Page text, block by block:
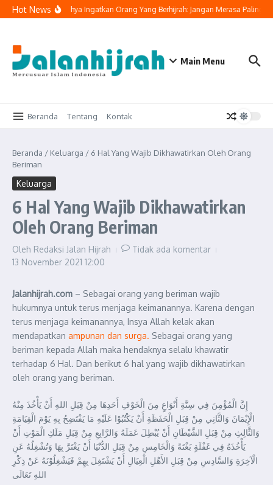
Lewati ke konten
Hot NewsBuya Yahya Ingatkan Orang Yang Berhijrah: Jangan Merasa Paling
Main Menu
Beranda Tentang Kontak
Beranda / Keluarga / 6 Hal Yang Wajib Dikhawatirkan Oleh Orang
Beriman
Keluarga
6 Hal Yang Wajib Dikhawatirkan
Oleh Orang Beriman
Oleh Redaksi Jalan Hijrah
Tidak ada komentar
13 November 2021 12:00
Jalanhijrah.com – Sebagai orang yang beriman wajib
hukumnya untuk terus menjaga keimanannya. Karena dengan
terus menjaga keimanannya, Insya Allah kelak akan
mendapatkan ampunan dan surga. Sebagai orang yang
beriman kepada Allah maka hendaknya selalu khawatir
terhadap 6 Hal. Dan berikut 6 hal yang wajib dikhawatirkan
oleh orang yang beriman.
ﺇِﻥَّ ﺍﻟْﻤُﺆْﻣِﻦَ ﻓِﻲ ﺳِﺘَّﺔِ ﺃَﻧْﻮَﺍﻉٍ ﻣِﻦَ ﺍﻟْﺨَﻮْﻑِ ﺃَﺣَﺪِﻫَﺎ ﻣِﻦْ ﻗِﺒَﻞِ ﺍﻟﻠﻪِ ﺃَﻥْ ﻳَﺄْﺧُﺬَ ﻣِﻨْﻪُ
ﺍﻟْﺈِﻳْﻤَﺎﻥَ ﻭَﺍﻟﺜَّﺎﻧِﻲ ﻣِﻦْ ﻗِﺒَﻞِ ﺍﻟْﺤَﻔَﻈَﺔِ ﺃَﻥْ ﻳَﻜْﺘُﺒُﻮْﺍ ﻋَﻠَﻴْﻪِ ﻣَﺎ ﻳَﻔْﺘَﻀِﺢُ ﺑِﻪِ ﻳَﻮْﻡَ ﺍﻟْﻘِﻴَﺎﻣَﺔِ
ﻭَﺍﻟﺜَّﺎﻟِﺚِ ﻣِﻦْ ﻗِﺒَﻞِ ﺍﻟﺸَّﻴْﻄَﺎﻥِ ﺃَﻥْ ﻳُﺒْﻄِﻞَ ﻋَﻤَﻠَﻪُ ﻭَﺍﻟﺮَّﺍﺑِﻊِ ﻣِﻦْ ﻗِﺒَﻞِ ﻣَﻠَﻚِ ﺍﻟْﻤَﻮْﺕِ ﺃَﻥْ
ﻳَﺄْﺧُﺬَﻩُ ﻓِﻲ ﻏَﻔْﻠَﺔٍ ﺑَﻐْﺘَﺔً ﻭَﺍﻟْﺨَﺎﻣِﺲِ ﻣِﻦْ ﻗِﺒَﻞِ ﺍﻟﺪُّﻧْﻴَﺎ ﺃَﻥْ ﻳَﻐْﺘَﺮَّ ﺑِﻬَﺎ ﻭَﺗُﺸْﻐِﻠُﻪُ ﻋَﻦِ
ﺍﻟْﺂﺧِﺮَﺓِ ﻭَﺍﻟﺴَّﺎﺩِﺱِ ﻣِﻦْ ﻗِﺒَﻞِ ﺍﻷَﻫْﻞِ ﺍﻟْﻌِﻴَﺎﻝِ ﺃَﻥْ ﻳَﺸْﺘَﻐِﻞَ ﺑِﻬِﻢْ ﻓَﻴَﺸْﻐِﻠُﻮْﻧَﻪُ ﻋَﻦْ ﺫِﻛْﺮِ
ﺍﻟﻠﻪِ ﺗَﻌَﺎﻟَﻰ